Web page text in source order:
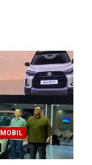
MOBIL